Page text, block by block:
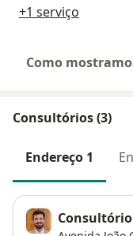
+1 serviço
Como
Consultórios (3)
Endereço 1